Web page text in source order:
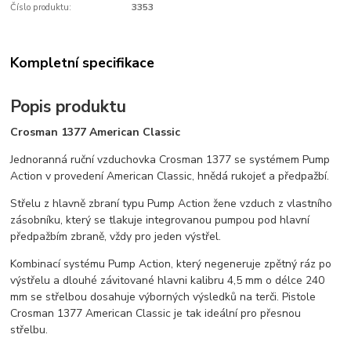
Číslo produktu: 3353
Kompletní specifikace
Popis produktu
Crosman 1377 American Classic
Jednoranná ruční vzduchovka Crosman 1377 se systémem Pump
Action v provedení American Classic, hnědá rukojeť a předpažbí.
Střelu z hlavně zbraní typu Pump Action žene vzduch z vlastního
zásobníku, který se tlakuje integrovanou pumpou pod hlavní
předpažbím zbraně, vždy pro jeden výstřel.
Kombinací systému Pump Action, který negeneruje zpětný ráz po
výstřelu a dlouhé závitované hlavni kalibru 4,5 mm o délce 240
mm se střelbou dosahuje výborných výsledků na terči. Pistole
Crosman 1377 American Classic je tak ideální pro přesnou
střelbu.